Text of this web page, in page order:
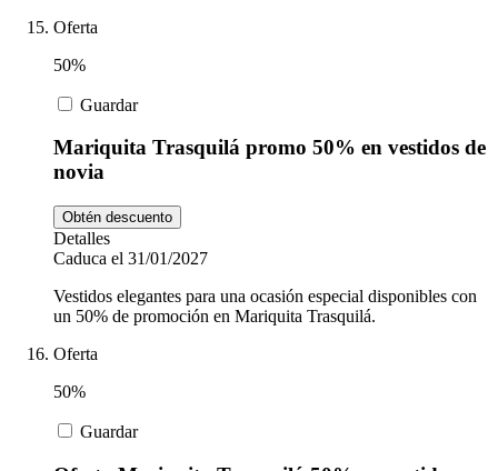
Oferta
50%
Guardar
Mariquita Trasquilá promo 50% en vestidos de
novia
Obtén descuento
Detalles
Caduca el 31/01/2027
Vestidos elegantes para una ocasión especial disponibles con
un 50% de promoción en Mariquita Trasquilá.
Oferta
50%
Guardar